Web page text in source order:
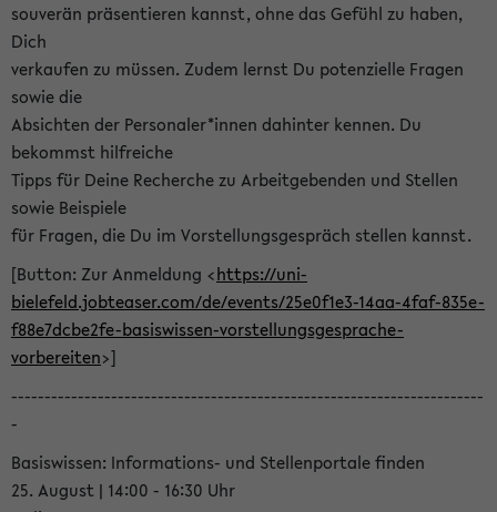
souverän präsentieren kannst, ohne das Gefühl zu haben,
Dich
verkaufen zu müssen. Zudem lernst Du potenzielle Fragen
sowie die
Absichten der Personaler*innen dahinter kennen. Du
bekommst hilfreiche
Tipps für Deine Recherche zu Arbeitgebenden und Stellen
sowie Beispiele
für Fragen, die Du im Vorstellungsgespräch stellen kannst.
[Button: Zur Anmeldung <https://uni-
bielefeld.jobteaser.com/de/events/25e0f1e3-14aa-4faf-835e-
f88e7dcbe2fe-basiswissen-vorstellungsgesprache-
vorbereiten>]
-----------------------------------------------------------------------
-
Basiswissen: Informations- und Stellenportale finden
25. August | 14:00 - 16:30 Uhr